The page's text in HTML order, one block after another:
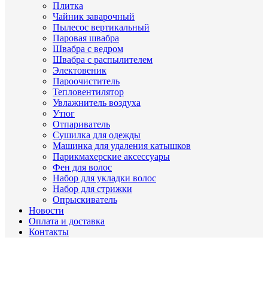
Плитка
Чайник заварочный
Пылесос вертикальный
Паровая швабра
Швабра с ведром
Швабра с распылителем
Электовеник
Пароочиститель
Тепловентилятор
Увлажнитель воздуха
Утюг
Отпариватель
Сушилка для одежды
Машинка для удаления катышков
Парикмахерские аксессуары
Фен для волос
Набор для укладки волос
Набор для стрижки
Опрыскиватель
Новости
Оплата и доставка
Контакты